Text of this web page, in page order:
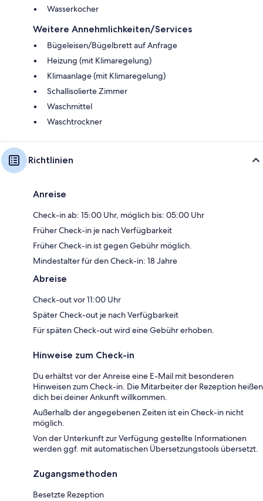
Wasserkocher
Weitere Annehmlichkeiten/Services
Bügeleisen/Bügelbrett auf Anfrage
Heizung (mit Klimaregelung)
Klimaanlage (mit Klimaregelung)
Schallisolierte Zimmer
Waschmittel
Waschtrockner
Richtlinien
Anreise
Check-in ab: 15:00 Uhr, möglich bis: 05:00 Uhr
Früher Check-in je nach Verfügbarkeit
Früher Check-in ist gegen Gebühr möglich.
Mindestalter für den Check-in: 18 Jahre
Abreise
Check-out vor 11:00 Uhr
Später Check-out je nach Verfügbarkeit
Für späten Check-out wird eine Gebühr erhoben.
Hinweise zum Check-in
Du erhältst vor der Anreise eine E-Mail mit besonderen
Hinweisen zum Check-in. Die Mitarbeiter der Rezeption heißen
dich bei deiner Ankunft willkommen.
Außerhalb der angegebenen Zeiten ist ein Check-in nicht
möglich.
Von der Unterkunft zur Verfügung gestellte Informationen
werden ggf. mit automatischen Übersetzungstools übersetzt.
Zugangsmethoden
Besetzte Rezeption